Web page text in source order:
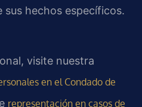
sus hechos específicos.
visite nuestra
en el Condado de
representación en casos de